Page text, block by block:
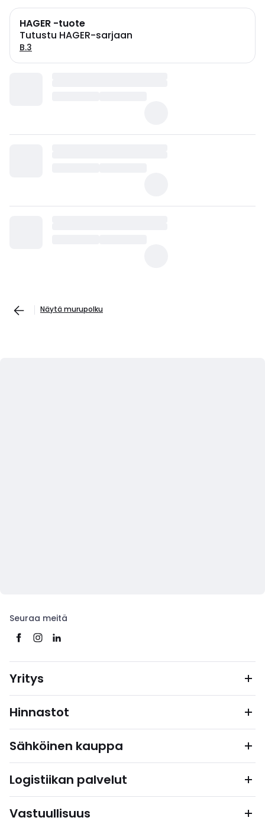
HAGER -tuote
Tutustu HAGER-sarjaan
B.3
Näytä murupolku
Seuraa meitä
Yritys
Hinnastot
Sähköinen kauppa
Logistiikan palvelut
Vastuullisuus